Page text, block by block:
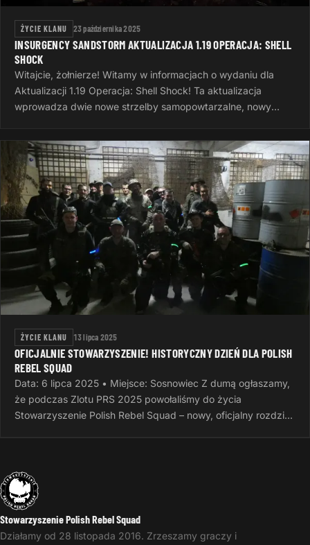
ŻYCIE KLANU 23 października 2025
INSURGENCY SANDSTORM AKTUALIZACJA 1.19 OPERACJA: SHELL
SHOCK
Witajcie, żołnierze! Witamy w informacjach o wydaniu dla
Aktualizacji 1.19 Operacja: Shell Shock! Ta aktualizacja
wprowadza dwie nowe strzelby samopowtarzalne, nowy
ŻYCIE KLANU 13 lipca 2025
OFICJALNIE STOWARZYSZENIE! HISTORYCZNY DZIEŃ DLA POLISH
REBEL SQUAD
Data: 6 lipca 2025 • Miejsce: Sosnowiec Z dumą ogłaszamy,
że podczas Zlotu PRS 2025 powołaliśmy do życia
Stowarzyszenie Polish Rebel Squad – nowy, oficjalny rozdział
Stowarzyszenie Polish Rebel Squad
Działamy od 28 listopada 2016. Zrzeszamy graczy i